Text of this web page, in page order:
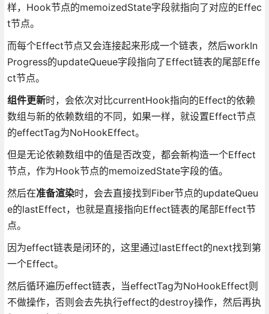
样，Hook节点的memoizedState字段就指向了对应的Effec
t节点。
而每个Effect节点又会连接起来形成一个链表，然后workIn
Progress的updateQueue字段指向了Effect链表的尾部Effe
ct节点。
组件更新时，会依次对比currentHook指向的Effect的依赖
数组与新的依赖数组的不同，如果一样，就设置Effect节点
的effectTag为NoHookEffect。
但是无论依赖数组中的值是否改变，都会新构造一个Effect
节点，作为Hook节点的memoizedState字段的值。
然后在准备渲染时，会去直接找到Fiber节点的updateQueu
e的lastEffect，也就是直接指向Effect链表的尾部Effect节
点。
因为effect链表是闭环的，这里通过lastEffect的next找到第
一个Effect。
然后循环遍历effect链表，当effectTag为NoHookEffect则
不做操作，否则会去先执行effect的destroy操作，然后再执